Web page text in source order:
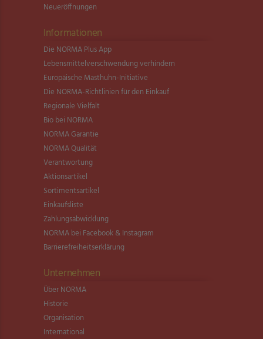
Neueröffnungen
Informationen
Die NORMA Plus App
Lebensmittel­verschwendung verhindern
Europäische Masthuhn-Initiative
Die NORMA-Richtlinien für den Einkauf
Regionale Vielfalt
Bio bei NORMA
NORMA Garantie
NORMA Qualität
Verantwortung
Aktionsartikel
Sortimentsartikel
Einkaufsliste
Zahlungsabwicklung
NORMA bei Facebook & Instagram
Barrierefreiheitserklärung
Unternehmen
Über NORMA
Historie
Organisation
International